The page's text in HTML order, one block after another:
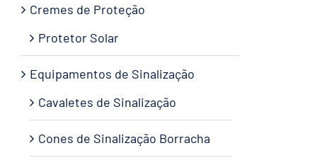
Cremes de Proteção
Protetor Solar
Equipamentos de Sinalização
Cavaletes de Sinalização
Cones de Sinalização Borracha